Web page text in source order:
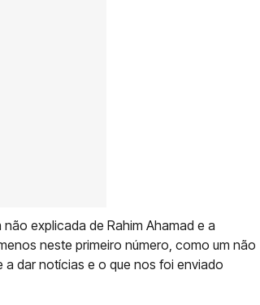
explicada de Rahim Ahamad e a
neste primeiro número, como um não
dar notícias e o que nos foi enviado